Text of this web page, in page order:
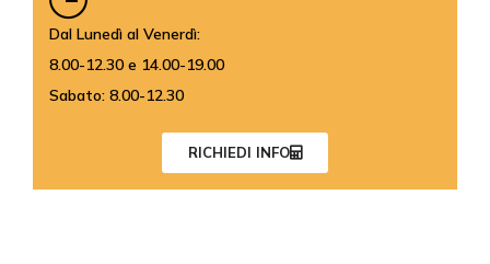
Dal Lunedì al Venerdì:
8.00-12.30 e 14.00-19.00
Sabato: 8.00-12.30
RICHIEDI INFO